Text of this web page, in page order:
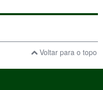
Voltar para o topo